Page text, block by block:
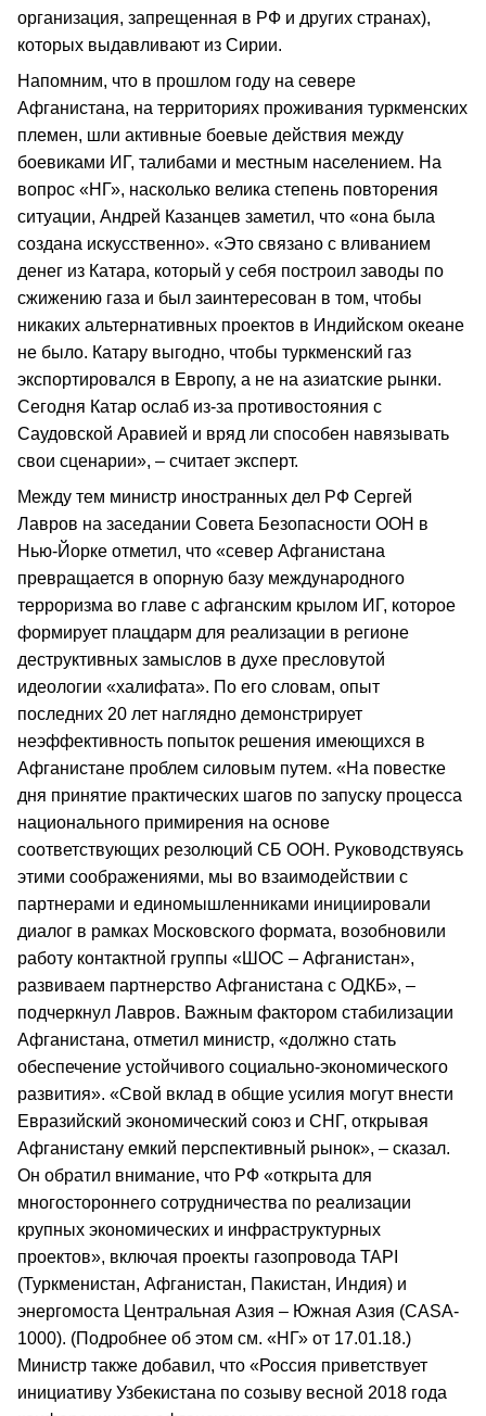
организация, запрещенная в РФ и других странах),
которых выдавливают из Сирии.
Напомним, что в прошлом году на севере
Афганистана, на территориях проживания туркменских
племен, шли активные боевые действия между
боевиками ИГ, талибами и местным населением. На
вопрос «НГ», насколько велика степень повторения
ситуации, Андрей Казанцев заметил, что «она была
создана искусственно». «Это связано с вливанием
денег из Катара, который у себя построил заводы по
сжижению газа и был заинтересован в том, чтобы
никаких альтернативных проектов в Индийском океане
не было. Катару выгодно, чтобы туркменский газ
экспортировался в Европу, а не на азиатские рынки.
Сегодня Катар ослаб из-за противостояния с
Саудовской Аравией и вряд ли способен навязывать
свои сценарии», – считает эксперт.
Между тем министр иностранных дел РФ Сергей
Лавров на заседании Совета Безопасности ООН в
Нью-Йорке отметил, что «север Афганистана
превращается в опорную базу международного
терроризма во главе с афганским крылом ИГ, которое
формирует плацдарм для реализации в регионе
деструктивных замыслов в духе пресловутой
идеологии «халифата». По его словам, опыт
последних 20 лет наглядно демонстрирует
неэффективность попыток решения имеющихся в
Афганистане проблем силовым путем. «На повестке
дня принятие практических шагов по запуску процесса
национального примирения на основе
соответствующих резолюций СБ ООН. Руководствуясь
этими соображениями, мы во взаимодействии с
партнерами и единомышленниками инициировали
диалог в рамках Московского формата, возобновили
работу контактной группы «ШОС – Афганистан»,
развиваем партнерство Афганистана с ОДКБ», –
подчеркнул Лавров. Важным фактором стабилизации
Афганистана, отметил министр, «должно стать
обеспечение устойчивого социально-экономического
развития». «Свой вклад в общие усилия могут внести
Евразийский экономический союз и СНГ, открывая
Афганистану емкий перспективный рынок», – сказал.
Он обратил внимание, что РФ «открыта для
многостороннего сотрудничества по реализации
крупных экономических и инфраструктурных
проектов», включая проекты газопровода TAPI
(Туркменистан, Афганистан, Пакистан, Индия) и
энергомоста Центральная Азия – Южная Азия (CASA-
1000). (Подробнее об этом см. «НГ» от 17.01.18.)
Министр также добавил, что «Россия приветствует
инициативу Узбекистана по созыву весной 2018 года